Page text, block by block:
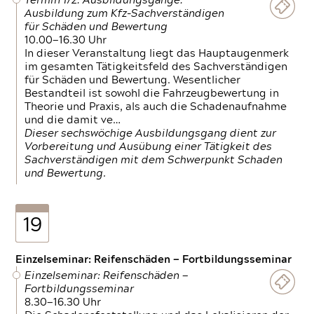
Ausbildung zum Kfz-Sachverständigen
für Schäden und Bewertung
10.00—16.30 Uhr
In dieser Veranstaltung liegt das Hauptaugenmerk
im gesamten Tätigkeitsfeld des Sachverständigen
für Schäden und Bewertung. Wesentlicher
Bestandteil ist sowohl die Fahrzeugbewertung in
Theorie und Praxis, als auch die Schadenaufnahme
und die damit ve…
Dieser sechswöchige Ausbildungsgang dient zur
Vorbereitung und Ausübung einer Tätigkeit des
Sachverständigen mit dem Schwerpunkt Schaden
und Bewertung.
19
Einzelseminar: Reifenschäden — Fortbildungsseminar
Einzelseminar: Reifenschäden —
Fortbildungsseminar
8.30—16.30 Uhr